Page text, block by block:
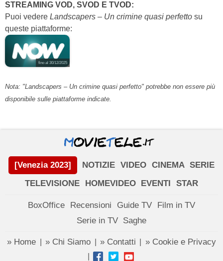
STREAMING VOD, SVOD E TVOD:
Puoi vedere Landscapers – Un crimine quasi perfetto su
queste piattaforme:
fino al 30/12/2025
Nota: "Landscapers – Un crimine quasi perfetto" potrebbe non essere più
disponibile sulle piattaforme indicate.
[Venezia 2023] NOTIZIE VIDEO CINEMA SERIE
TELEVISIONE
HOMEVIDEO EVENTI STAR
BoxOffice Recensioni Guide TV
Film in TV
Serie in TV Saghe
» Home » Chi Siamo » Contatti » Cookie e Privacy
|